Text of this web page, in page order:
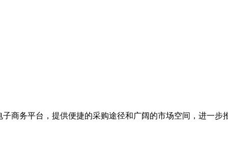
商务平台，提供便捷的采购途径和广阔的市场空间，进一